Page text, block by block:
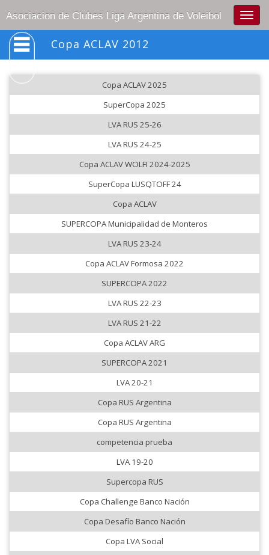
Asociacion de Clubes Liga Argentina de Voleibol
Copa ACLAV 2012
Copa ACLAV 2025
SuperCopa 2025
LVA RUS 25-26
LVA RUS 24-25
Copa ACLAV WOLFI 2024-2025
SuperCopa LUSQTOFF 24
Copa ACLAV
SUPERCOPA Municipalidad de Monteros
LVA RUS 23-24
Copa ACLAV Formosa 2022
SUPERCOPA 2022
LVA RUS 22-23
LVA RUS 21-22
Copa ACLAV ARG
SUPERCOPA 2021
LVA 20-21
Copa RUS Argentina
Copa RUS Argentina
competencia prueba
LVA 19-20
Supercopa RUS
Copa Challenge Banco Nación
Copa Desafío Banco Nación
Copa LVA Social